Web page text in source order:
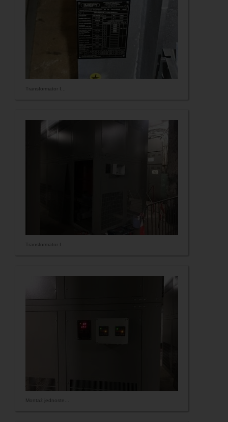
Transformator I...
Transformator I...
Montaż jednoste...